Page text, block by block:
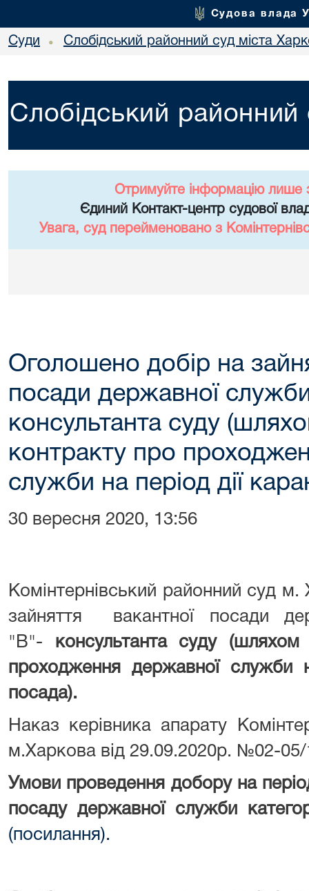
Судова влада
Суди • Слобідський районний суд міста
Слобідський районний
Отримуйте інформацію лише
Єдиний Контакт-центр судової
Увага, суд перейменовано з
Оголошено добір на
посади державної служби
консультанта суду
контракту про
служби на період дії
30 вересня 2020, 13:56
Комінтернівський районний суд
зайняття вакантної посади
"В"- консультанта суду
проходження державної служби
посада).
Наказ керівника апарату
м.Харкова від 29.09.2020р. №02-
Умови проведення добору на
посаду державної служби
(посилання).